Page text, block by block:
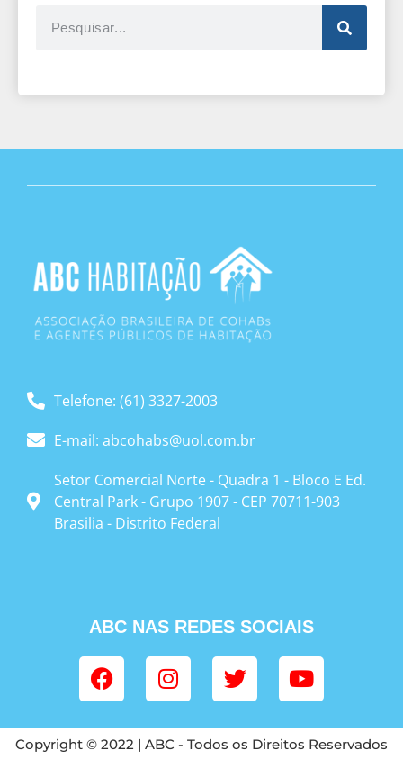
Telefone: (61) 3327-2003
E-mail: abcohabs@uol.com.br
Setor Comercial Norte - Quadra 1 - Bloco E Ed.
Central Park - Grupo 1907 - CEP 70711-903
Brasilia - Distrito Federal
ABC NAS REDES SOCIAIS
Copyright © 2022 | ABC - Todos os Direitos Reservados